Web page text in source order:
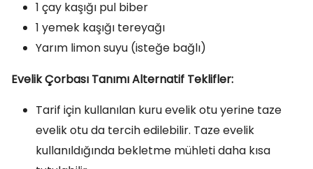
1 çay kaşığı pul biber
1 yemek kaşığı tereyağı
Yarım limon suyu (isteğe bağlı)
Evelik Çorbası Tanımı Alternatif Teklifler:
Tarif için kullanılan kuru evelik otu yerine taze
evelik otu da tercih edilebilir. Taze evelik
kullanıldığında bekletme mühleti daha kısa